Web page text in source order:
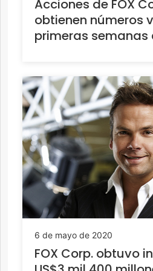
Acciones de FOX
obtienen números
primeras semanas
6 de mayo de 2020
FOX Corp. obtuvo